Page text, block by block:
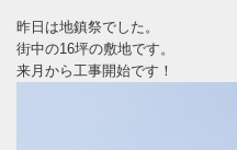
昨日は地鎮祭でした。
街中の16坪の敷地です。
来月から工事開始です！